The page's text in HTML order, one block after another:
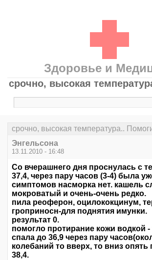
Здоровье и
срочно, высокая
срочно, высокая температура..
Энгельсона
13.11.2010 - 16:48
Со вчерашнего дня проснулась с
37,4, через пару часов (3-4) была
симптомов насморка нет. кашель
мокроватый и очень-очень редко.
пила реоферон, оцилококцинум,
гроприносн-для поднятия имунки.
результат 0.
помогло протирание кожи водкой -
спала до 36,9 через пару
колебаний то вверх, то вниз опять
38,4.